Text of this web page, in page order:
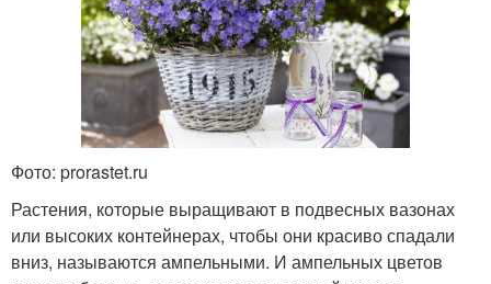
Фото: prorastet.ru
Растения, которые выращивают в подвесных вазонах
или высоких контейнерах, чтобы они красиво спадали
вниз, называются ампельными. И ампельных цветов